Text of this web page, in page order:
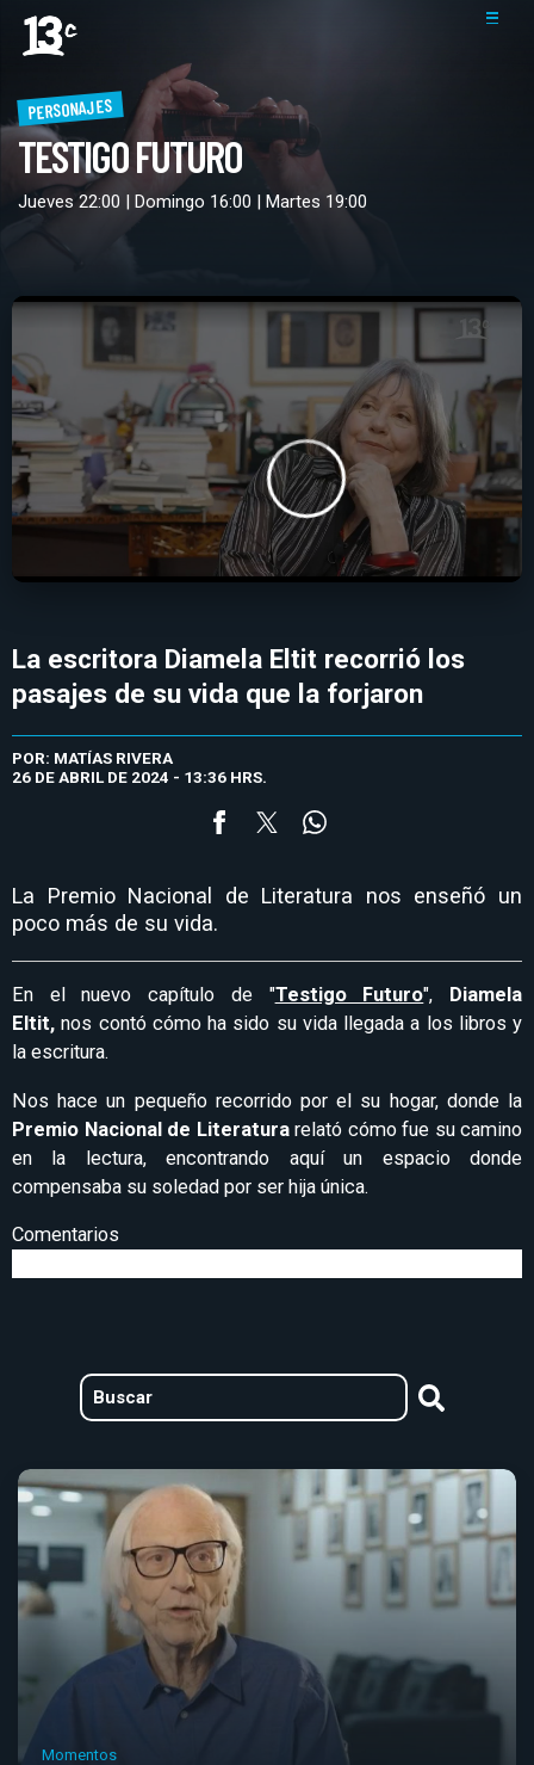
PERSONAJES
TESTIGO FUTURO
Jueves 22:00 | Domingo 16:00 | Martes 19:00
La escritora Diamela Eltit recorrió los
pasajes de su vida que la forjaron
POR: MATÍAS RIVERA
26 DE ABRIL DE 2024 - 13:36 HRS.
La Premio Nacional de Literatura nos enseñó un
poco más de su vida.
En el nuevo capítulo de "Testigo Futuro",
Diamela
Eltit,nos contó cómo ha sido su vida llegada a los libros y
la escritura.
Nos hace un pequeño recorrido por el su hogar, donde la
Premio Nacional de Literaturarelató cómo fue su camino
en la lectura, encontrando aquí un espacio donde
compensaba su soledad por ser hija única.
Comentarios
Momentos